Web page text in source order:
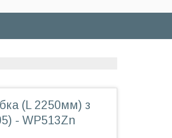
(L 2250мм) з
- WP513Zn